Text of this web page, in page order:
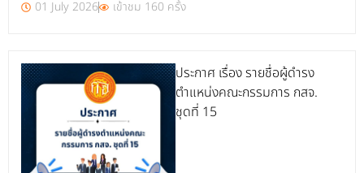
01 July 2026 เข้าชม 160 ครั้ง
ประกาศ เรื่อง รายชื่อผู้ดำรง
ตำแหน่งคณะกรรมการ กสจ.
ชุดที่ 15